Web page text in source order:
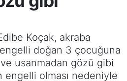
Koçak, akraba
doğan 3 çocuğuna
ve usanmadan gözü gibi
engelli olması nedeniyle
Haritası
ve Fikstür